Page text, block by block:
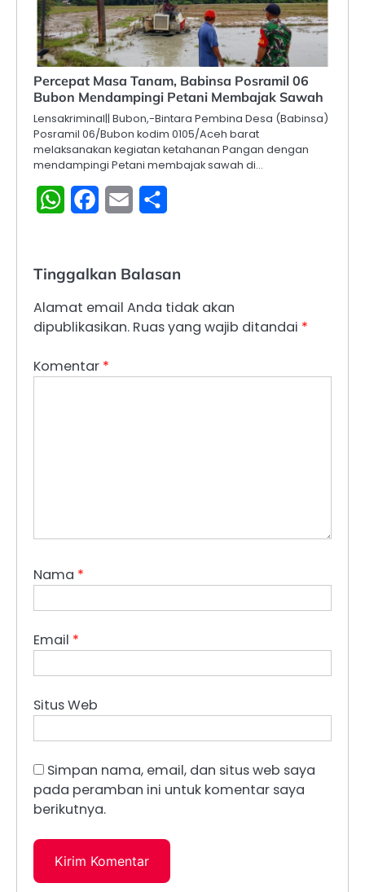
Percepat Masa Tanam, Babinsa Posramil 06
Bubon Mendampingi Petani Membajak Sawah
Lensakriminal|| Bubon,-Bintara Pembina Desa (Babinsa)
Posramil 06/Bubon kodim 0105/Aceh barat
melaksanakan kegiatan ketahanan Pangan dengan
mendampingi Petani membajak sawah di…
WhatsAppFacebook
Email
Tinggalkan Balasan
Alamat email Anda tidak akan
dipublikasikan. Ruas yang wajib ditandai *
Komentar *
Nama *
Email *
Situs Web
Simpan nama, email, dan situs web saya
pada peramban ini untuk komentar saya
berikutnya.